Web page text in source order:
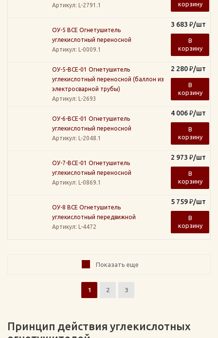
Артикул: L-2791.1
корзину
ОУ-5 ВСЕ Огнетушитель
углекислотный переносной
Артикул: L-0009.1
3 683 ₽/шт
В
корзину
ОУ-5-ВСЕ-01 Огнетушитель
углекислотный переносной (баллон из
электросварной трубы)
Артикул: L-2693
2 280₽/шт
В
корзину
ОУ-6-ВСЕ-01 Огнетушитель
углекислотный переносной
Артикул: L-2048.1
4 006₽/шт
В
корзину
ОУ-7-ВСЕ-01 Огнетушитель
углекислотный переносной
Артикул: L-0869.1
2 973 ₽/шт
В
корзину
ОУ-8 ВСЕ Огнетушитель
углекислотный передвижной
Артикул: L-4472
5 759₽/шт
В
корзину
Показать еще
1 2 3
Принцип действия углекислотных